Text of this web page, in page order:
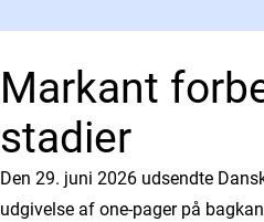
Markant
stadier
Den 29. juni 2026 udsendte
udgivelse af one-pager på